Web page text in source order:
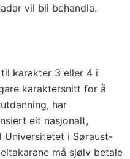
vil bli behandla.
karakter 3 eller 4 i
karaktersnitt for å
har
eit nasjonalt,
Universitetet i Søraust-
må sjølv betale